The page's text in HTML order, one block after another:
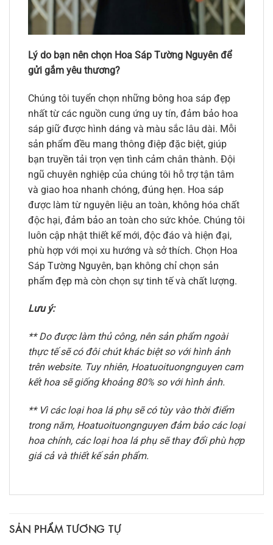
Lý do bạn nên chọn Hoa Sáp Tường Nguyên để
gửi gắm yêu thương?
Chúng tôi tuyển chọn những bông hoa sáp đẹp
nhất từ các nguồn cung ứng uy tín, đảm bảo hoa
sáp giữ được hình dáng và màu sắc lâu dài. Mỗi
sản phẩm đều mang thông điệp đặc biệt, giúp
bạn truyền tải trọn vẹn tình cảm chân thành. Đội
ngũ chuyên nghiệp của chúng tôi hỗ trợ tận tâm
và giao hoa nhanh chóng, đúng hẹn. Hoa sáp
được làm từ nguyên liệu an toàn, không hóa chất
độc hại, đảm bảo an toàn cho sức khỏe. Chúng tôi
luôn cập nhật thiết kế mới, độc đáo và hiện đại,
phù hợp với mọi xu hướng và sở thích. Chọn Hoa
Sáp Tường Nguyên, bạn không chỉ chọn sản
phẩm đẹp mà còn chọn sự tinh tế và chất lượng.
Lưu ý:
** Do được làm thủ công, nên sản phẩm ngoài
thực tế sẽ có đôi chút khác biệt so với hình ảnh
trên website. Tuy nhiên, Hoatuoituongnguyen cam
kết hoa sẽ giống khoảng 80% so với hình ảnh.
** Vì các loại hoa lá phụ sẽ có tùy vào thời điểm
trong năm, Hoatuoituongnguyen đảm bảo các loại
hoa chính, các loại hoa lá phụ sẽ thay đổi phù hợp
giá cả và thiết kế sản phẩm.
SẢN PHẨM TƯƠNG TỰ